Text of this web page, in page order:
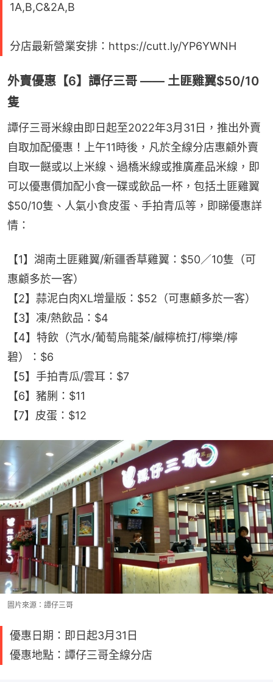
1A,B,C&2A,B
分店最新營業安排：https://cutt.ly/YP6YWNH
外賣優惠【6】譚仔三哥 —— 土匪雞翼$50/10
隻
譚仔三哥米線由即日起至2022年3月31日，推出外賣
自取加配優惠！上午11時後，凡於全線分店惠顧外賣
自取一餸或以上米線、過橋米線或推廣產品米線，即
可以優惠價加配小食一碟或飲品一杯，包括土匪雞翼
$50/10隻、人氣小食皮蛋、手拍青瓜等，即睇優惠詳
情：
【1】湖南土匪雞翼/新疆香草雞翼：$50／10隻（可
惠顧多於一客）
【2】蒜泥白肉XL增量版：$52（可惠顧多於一客）
【3】凍/熱飲品：$4
【4】特飲（汽水/葡萄烏龍茶/鹹檸梳打/檸樂/檸
碧）：$6
【5】手拍青瓜/雲耳：$7
【6】豬脷：$11
【7】皮蛋：$12
圖片來源：譚仔三哥
優惠日期：即日起3月31日
優惠地點：譚仔三哥全線分店